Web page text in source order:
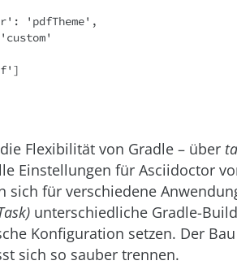
Flexibilität von Gradle – über
Einstellungen für Asciidoctor
sich für verschiedene
unterschiedliche Gradle-
Konfiguration setzen. Der
sich so sauber trennen.